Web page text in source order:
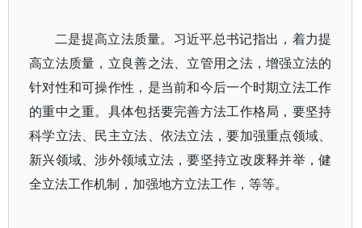
二是提高立法质量。习近平总书记指出，着力提
高立法质量，立良善之法、立管用之法，增强立法的
针对性和可操作性，是当前和今后一个时期立法工作
的重中之重。具体包括要完善方法工作格局，要坚持
科学立法、民主立法、依法立法，要加强重点领域、
新兴领域、涉外领域立法，要坚持立改废释并举，健
全立法工作机制，加强地方立法工作，等等。